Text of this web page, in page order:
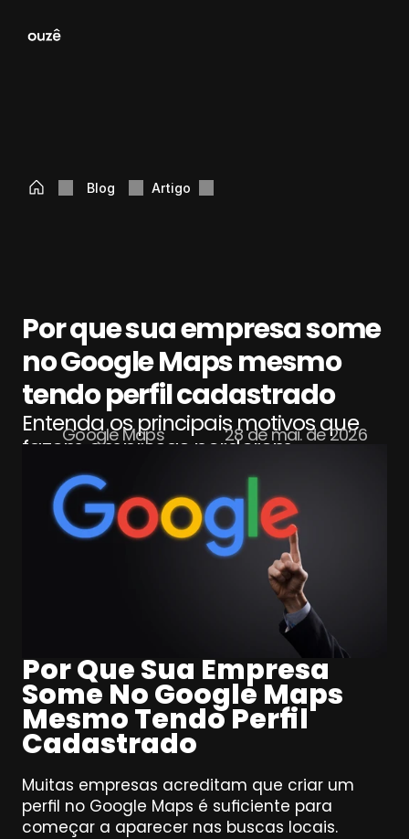
Blog Artigo
Por que sua empresa some
no Google Maps mesmo
tendo perfil cadastrado
Entenda os principais motivos que
fazem empresas perderem
visibilidade no Google Maps mesmo
com perfil ativo e veja o que pode
impactar seu posicionamento local.
Google Maps 28 de mai. de 2026
Por Que Sua Empresa
Some No Google Maps
Mesmo Tendo Perfil
Cadastrado
Muitas empresas acreditam que criar um
perfil no Google Maps é suficiente para
começar a aparecer nas buscas locais.